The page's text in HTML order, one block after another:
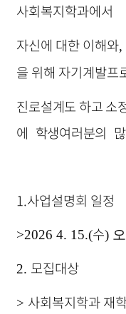
사회복지학과에서
자신에 대한 이해와,
을 위해 자기계발프
진로설계도 하고 소
에 학생여러분의
1.사업설명회 일정
>2026 4. 15.(수)
2. 모집대상
> 사회복지학과 재